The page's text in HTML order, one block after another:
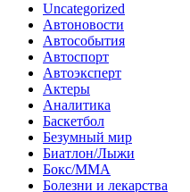
Uncategorized
Автоновости
Автособытия
Автоспорт
Автоэксперт
Актеры
Аналитика
Баскетбол
Безумный мир
Биатлон/Лыжи
Бокс/MMA
Болезни и лекарства